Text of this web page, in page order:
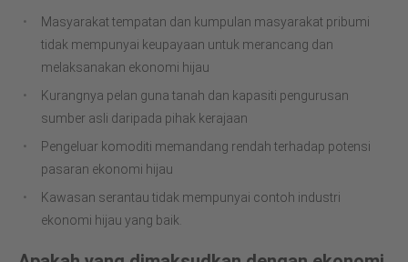
Masyarakat tempatan dan kumpulan masyarakat pribumi
tidak mempunyai keupayaan untuk merancang dan
melaksanakan ekonomi hijau
Kurangnya pelan guna tanah dan kapasiti pengurusan
sumber asli daripada pihak kerajaan
Pengeluar komoditi memandang rendah terhadap potensi
pasaran ekonomi hijau
Kawasan serantau tidak mempunyai contoh industri
ekonomi hijau yang baik.